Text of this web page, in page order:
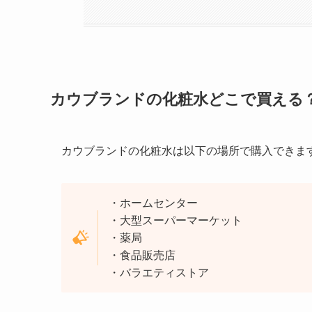
カウブランドの化粧水どこで買える
カウブランドの化粧水は以下の場所で購入できま
・ホームセンター
・大型スーパーマーケット
・薬局
・食品販売店
・バラエティストア